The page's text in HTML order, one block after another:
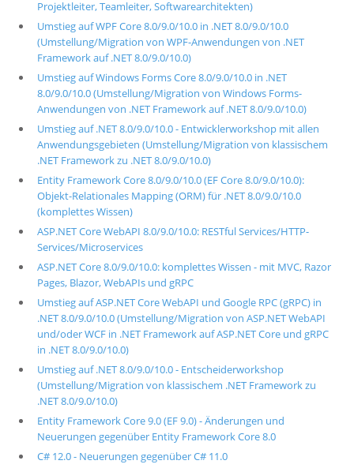
Projektleiter, Teamleiter, Softwarearchitekten)
Umstieg auf WPF Core 8.0/9.0/10.0 in .NET 8.0/9.0/10.0
(Umstellung/Migration von WPF-Anwendungen von .NET
Framework auf .NET 8.0/9.0/10.0)
Umstieg auf Windows Forms Core 8.0/9.0/10.0 in .NET
8.0/9.0/10.0 (Umstellung/Migration von Windows Forms-
Anwendungen von .NET Framework auf .NET 8.0/9.0/10.0)
Umstieg auf .NET 8.0/9.0/10.0 - Entwicklerworkshop mit allen
Anwendungsgebieten (Umstellung/Migration von klassischem
.NET Framework zu .NET 8.0/9.0/10.0)
Entity Framework Core 8.0/9.0/10.0 (EF Core 8.0/9.0/10.0):
Objekt-Relationales Mapping (ORM) für .NET 8.0/9.0/10.0
(komplettes Wissen)
ASP.NET Core WebAPI 8.0/9.0/10.0: RESTful Services/HTTP-
Services/Microservices
ASP.NET Core 8.0/9.0/10.0: komplettes Wissen - mit MVC, Razor
Pages, Blazor, WebAPIs und gRPC
Umstieg auf ASP.NET Core WebAPI und Google RPC (gRPC) in
.NET 8.0/9.0/10.0 (Umstellung/Migration von ASP.NET WebAPI
und/oder WCF in .NET Framework auf ASP.NET Core und gRPC
in .NET 8.0/9.0/10.0)
Umstieg auf .NET 8.0/9.0/10.0 - Entscheiderworkshop
(Umstellung/Migration von klassischem .NET Framework zu
.NET 8.0/9.0/10.0)
Entity Framework Core 9.0 (EF 9.0) - Änderungen und
Neuerungen gegenüber Entity Framework Core 8.0
C# 12.0 - Neuerungen gegenüber C# 11.0